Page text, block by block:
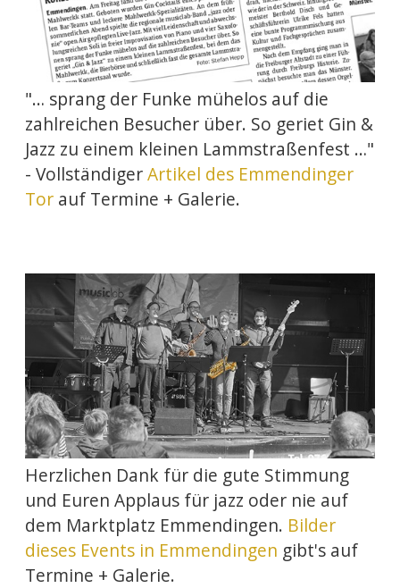
"… sprang der Funke mühelos auf die
zahlreichen Besucher über. So geriet Gin &
Jazz zu einem kleinen Lammstraßenfest …"
- VollständigerArtikel des Emmendinger
Tor auf Termine + Galerie.
Herzlichen Dank für die gute Stimmung
und Euren Applaus für jazz oder nie auf
dem Marktplatz Emmendingen. Bilder
dieses Events in Emmendingen gibt's auf
Termine + Galerie.